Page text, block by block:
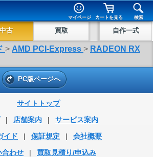
マイページ カートを見る 検索
中古 買取 自作一式
> AMD PCI-Express > RADEON RX
PC版ページへ
サイトトップ
| 店舗案内 |
サービス案内
イド
| 保証規定 |
会社概要
合わせ
|
買取見積り/申込み